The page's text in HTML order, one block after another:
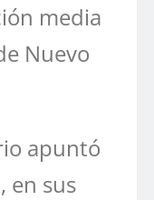
media
Nuevo
apuntó
en sus